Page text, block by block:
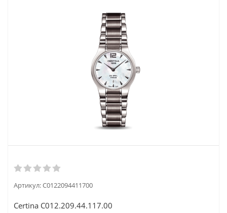
Артикул:C0122094411700
Certina C012.209.44.117.00